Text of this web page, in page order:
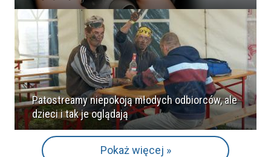
Patostreamy niepokoją młodych odbiorców, ale
dzieci i tak je oglądają
Pokaż więcej »